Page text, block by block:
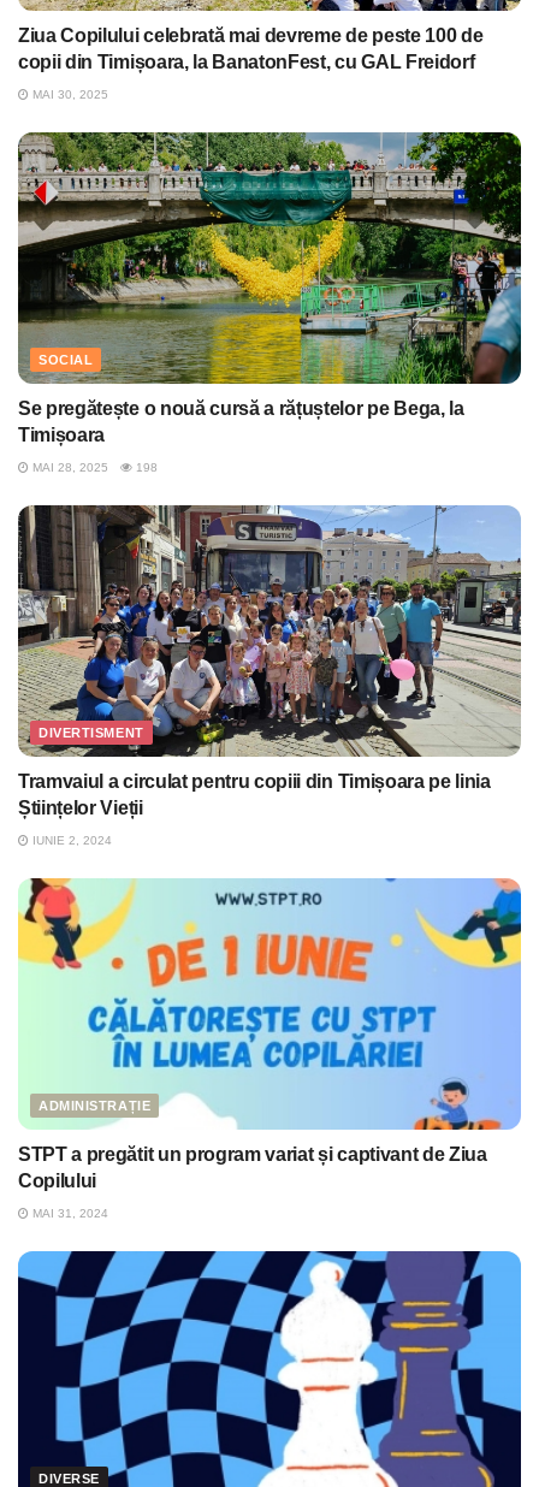
Ziua Copilului celebrată mai devreme de peste 100 de
copii din Timișoara, la BanatonFest, cu GAL Freidorf
MAI 30, 2025
SOCIAL
Se pregătește o nouă cursă a rățuștelor pe Bega, la
Timișoara
MAI 28, 2025 198
DIVERTISMENT
Tramvaiul a circulat pentru copiii din Timișoara pe linia
Științelor Vieții
IUNIE 2, 2024
ADMINISTRAȚIE
STPT a pregătit un program variat și captivant de Ziua
Copilului
MAI 31, 2024
DIVERSE